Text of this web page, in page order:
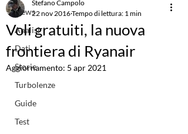
News
Analisi
Dati
Storie
Turbolenze
Guide
Test
Voli gratuiti, la nuova
frontiera di Ryanair
Stefano Campolo
22 nov 2016Tempo di lettura: 1 min
Aggiornamento: 5 apr 2021